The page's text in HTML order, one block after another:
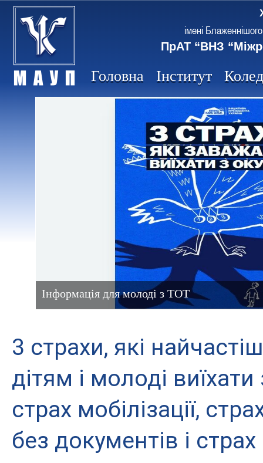
імені
ПрАТ “ВНЗ
Головна Інститут
Інформація для молоді з ТОТ
3 страхи, які
дітям і молоді
страх мобілізації,
без документів і